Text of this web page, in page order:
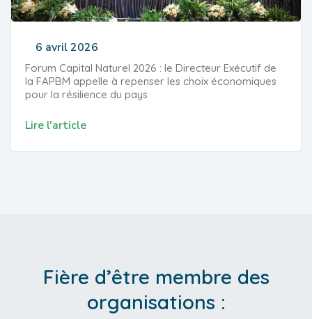
6 avril 2026
Forum Capital Naturel 2026 : le Directeur Exécutif de
la FAPBM appelle à repenser les choix économiques
pour la résilience du pays
Lire l'article
Fière d’être membre des
organisations :